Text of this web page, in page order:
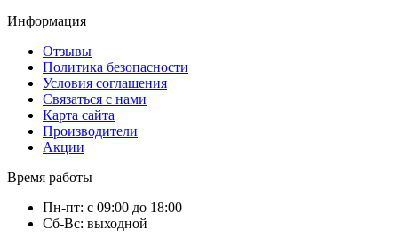
Информация
Отзывы
Политика безопасности
Условия соглашения
Связаться с нами
Карта сайта
Производители
Акции
Время работы
Пн-пт: с 09:00 до 18:00
Сб-Вс: выходной